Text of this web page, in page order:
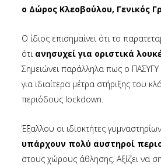
ο Δώρος Κλεοβούλου, Γενικός
Ο ίδιος επισημαίνει ότι το
ότι ανησυχεί για οριστικά
Σημειώνει παράλληλα πως ο
για ιδιαίτερα μέτρα στήριξης του
περιόδους lockdown.
Έξαλλου οι ιδιοκτήτες
υπάρχουν πολύ αυστηροί
στους χώρους άθλησης. Αξίζει να